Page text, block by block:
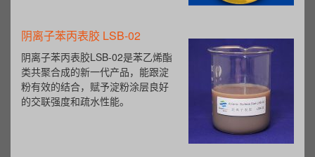
阴离子苯丙表胶 LSB-02
阴离子苯丙表胶LSB-02是苯乙烯酯
类共聚合成的新一代产品，能跟淀
粉有效的结合，赋予淀粉涂层良好
的交联强度和疏水性能。